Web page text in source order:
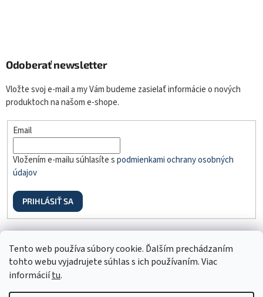
Tento web používa súbory cookie. Ďalším prechádzaním
tohto webu vyjadrujete súhlas s ich používaním. Viac
informáciítu.
Odoberať newsletter
Vložte svoj e-mail a my Vám budeme zasielať informácie o nových
produktoch na našom e-shope.
Email
Vložením e-mailu súhlasíte spodmienkami ochrany osobných
údajov
PRIHLÁSIŤ SA
Odstúpenie od zmluvy